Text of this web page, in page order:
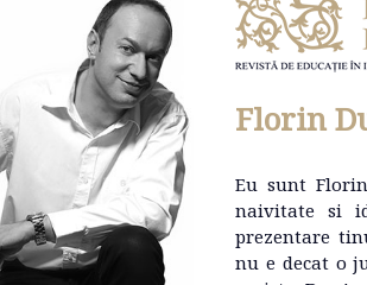
Florin
Eu sunt
naivitate si
prezentare
nu e decat o